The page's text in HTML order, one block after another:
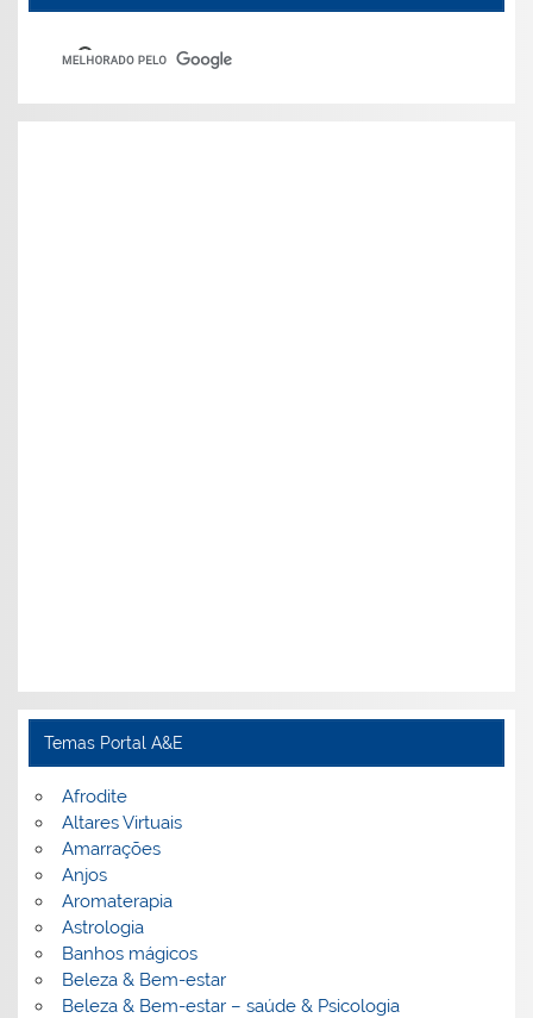
Temas Portal A&E
Afrodite
Altares Virtuais
Amarrações
Anjos
Aromaterapia
Astrologia
Banhos mágicos
Beleza & Bem-estar
Beleza & Bem-estar – saúde & Psicologia